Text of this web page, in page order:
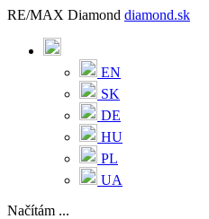
RE/MAX Diamond diamond.sk
EN
SK
DE
HU
PL
UA
Načítám ...